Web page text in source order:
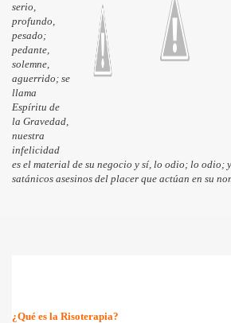
serio,
profundo,
pesado;
pedante,
solemne,
aguerrido; se
llama
Espíritu de
la Gravedad,
nuestra
infelicidad
es el material de su negocio y sí, lo odio; lo odio;
satánicos asesinos del placer que actúan en su
¿Qué es la Risoterapia?